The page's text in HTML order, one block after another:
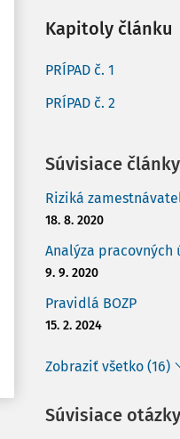
Kapitoly článku
PRÍPAD č. 1
PRÍPAD č. 2
Súvisiace články
Riziká
18. 8. 2020
Analýza pracovných
9. 9. 2020
Pravidlá BOZP
15. 2. 2024
Zobraziť všetko (16)
Súvisiace